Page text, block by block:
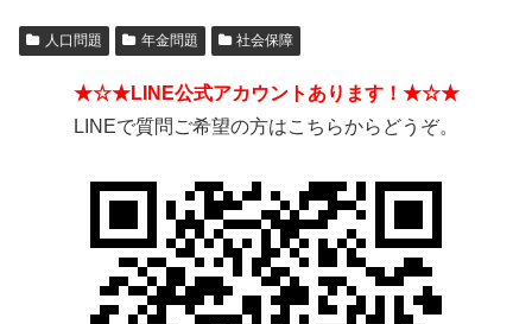
人口問題 年金問題 社会保障
★☆★LINE公式アカウントあります！★☆★
LINEで質問ご希望の方はこちらからどうぞ。